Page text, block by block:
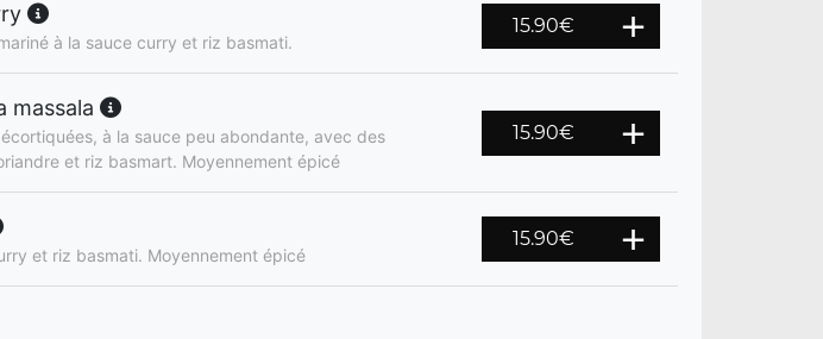
à la sauce curry et riz basmati.
15.90€
massala
à la sauce peu abondante, avec des
et riz basmart. Moyennement épicé
15.90€
et riz basmati. Moyennement épicé
15.90€